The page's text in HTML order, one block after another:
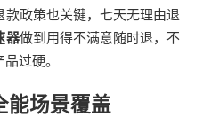
政策也关键，七天无理由退
器做到用得不满意随时退，不
过硬。
能场景覆盖